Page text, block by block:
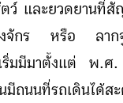
ว์ และยวดยานที่สั
องจักร หรือ ลาก
เริ่มมีมาตั้งแต่ พ
นที่รถเดินได้สะ